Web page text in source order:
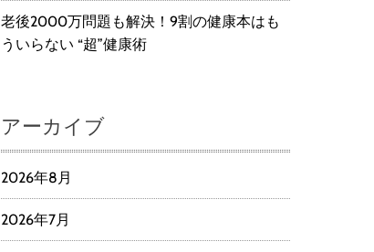
老後2000万問題も解決！9割の健康本はも
ういらない “超”健康術
アーカイブ
2026年8月
2026年7月